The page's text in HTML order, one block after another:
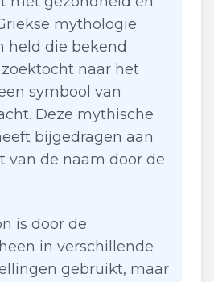
mythologie
held die bekend
naar het
symbool van
Deze mythische
bijgedragen aan
van de naam door de
is door de
in verschillende
gebruikt, maar